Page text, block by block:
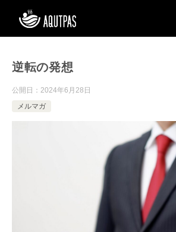
逆転の発想
公開日： 2024年6月28日
メルマガ